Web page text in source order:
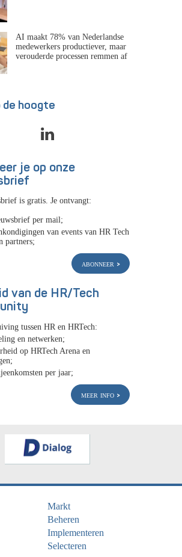
AI maakt 78% van Nederlandse
medewerkers productiever, maar
verouderde processen remmen af
de hoogte
je op onze
is gratis. Je ontvangt:
per mail;
van events van HR Tech
partners;
abonneer
van de HR/Tech
tussen HR en HRTech:
en netwerken;
op HRTech Arena en
per jaar;
meer info
Markt
Beheren
Implementeren
Selecteren